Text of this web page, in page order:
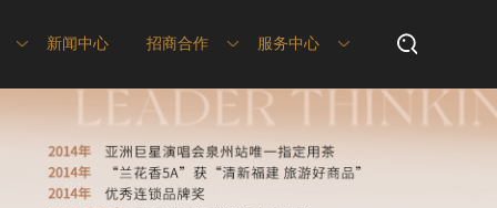
新闻中心 招商合作 服务中心